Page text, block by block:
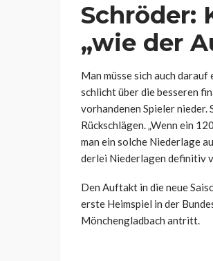
Schröder:
„wie der
Man müsse sich auch
schlicht über die besseren
vorhandenen Spieler nieder.
Rückschlägen. „Wenn ein
man ein solche Niederlage
derlei Niederlagen definitiv
Den Auftakt in die neue
erste Heimspiel in der
Mönchengladbach antritt.